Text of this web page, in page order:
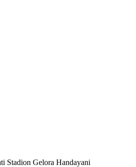
Stadion Gelora Handayani